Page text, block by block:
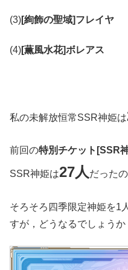
(3)[絢飾の聖域]フレイヤ
(4)[薫風水花]ボレアス
私の未解放恒常SSR神姫は
前回の特別チケット[SSR
SSR神姫は27人 だった
そろそろ四季限定神姫を1
すが，どうなるでしょうか